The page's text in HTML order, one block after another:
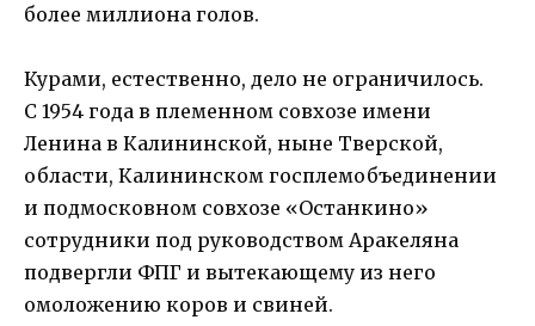
более миллиона голов.
Курами, естественно, дело не ограничилось.
С 1954 года в племенном совхозе имени
Ленина в Калининской, ныне Тверской,
области, Калининском госплемобъединении
и подмосковном совхозе «Останкино»
сотрудники под руководством Аракеляна
подвергли ФПГ и вытекающему из него
омоложению коров и свиней.